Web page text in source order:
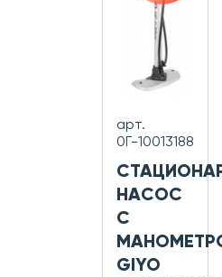
арт.
0Г-10013188
НАСОС
С
GIYO